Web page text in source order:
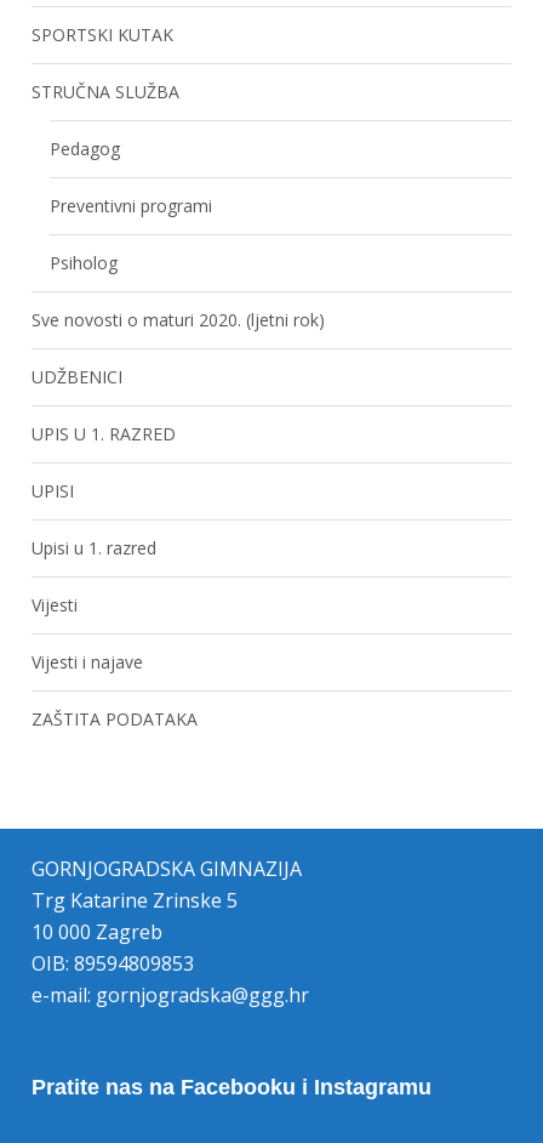
SPORTSKI KUTAK
STRUČNA SLUŽBA
Pedagog
Preventivni programi
Psiholog
Sve novosti o maturi 2020. (ljetni rok)
UDŽBENICI
UPIS U 1. RAZRED
UPISI
Upisi u 1. razred
Vijesti
Vijesti i najave
ZAŠTITA PODATAKA
GORNJOGRADSKA GIMNAZIJA
Trg Katarine Zrinske 5
10 000 Zagreb
OIB: 89594809853
e-mail: gornjogradska@ggg.hr
Pratite nas na Facebooku i Instagramu